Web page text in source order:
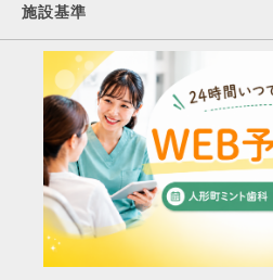
施設基準